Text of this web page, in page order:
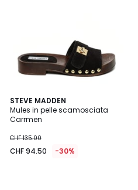
STEVE MADDEN
Mules in pelle scamosciata
Carrmen
CHF 135.00
CHF 94.50 -30%